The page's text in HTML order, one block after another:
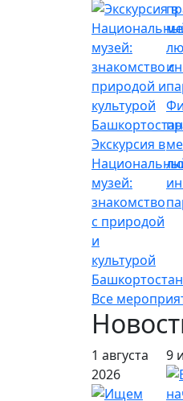
Экскурсия в
музей:
знакомство
с природой
и
культурой
Все
1 августа
2026
9